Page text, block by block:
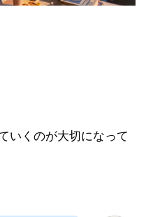
いくのが大切になって